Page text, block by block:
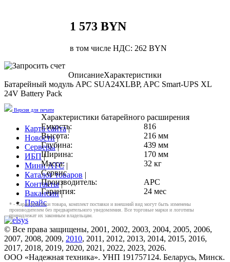
1 573 BYN
в том числе НДС: 262 BYN
ОписаниеХарактеристики
Батарейный модуль APC SUA24XLBP, APC Smart-UPS XL
24V Battery Pack
Версия для печати
Характеристики батарейного расширения
Емкость:
816
Высота:
216 мм
Глубина:
439 мм
Ширина:
170 мм
Масса:
32 кг
Сервис
Производитель:
APC
Гарантия:
24 мес
* - Характеристики товара, комплект поставки и внешний вид могут быть изменены
производителем без предварительного уведомления. Все торговые марки и логотипы
принадлежат их законным владельцам.
Карта сайта|
Новости|
Серверы|
ИБП|
Мини АТС |
Каталог товаров |
Контакты|
Вакансии|
Прайс
© Все права защищены, 2001, 2002, 2003, 2004, 2005, 2006,
2007, 2008, 2009, 2010, 2011, 2012, 2013, 2014, 2015, 2016,
2017, 2018, 2019, 2020, 2021, 2022, 2023, 2026.
ООО «Надежная техника». УНП 191757124. Беларусь, Минск.